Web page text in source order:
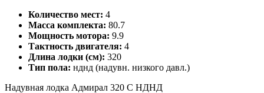
Количество мест: 4
Масса комплекта: 80.7
Мощность мотора: 9.9
Тактность двигателя: 4
Длина лодки (см): 320
Тип пола: нднд (надувн. низкого давл.)
Надувная лодка Адмирал 320 С НДНД